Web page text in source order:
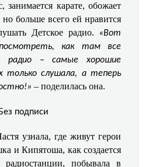
занимается карате, обожает
больше всего ей нравится
Детское радио. «Вот
как там все
радио – самые хорошие
только слушала, а теперь
– поделилась она.
узнала, где живут герои
и Кипятоша, как создается
радиостанции, побывала в